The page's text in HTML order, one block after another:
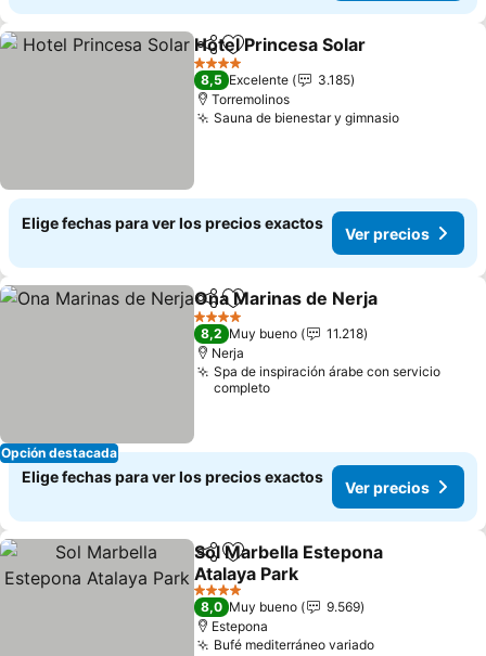
CompartirAgregar a favoritos
Hotel Princesa Solar
4 Estrellas
8,5 Excelente
3.185
Torremolinos
Sauna de bienestar y gimnasio
Elige fechas para ver los precios exactos
Ver precios
Opción destacada
CompartirAgregar a favoritos
Ona Marinas de Nerja
4 Estrellas
8,2 Muy bueno
11.218
Nerja
Spa de inspiración árabe con servicio
completo
Elige fechas para ver los precios exactos
Ver precios
CompartirAgregar a favoritos
Sol Marbella Estepona
Atalaya Park
4 Estrellas
8,0 Muy bueno
9.569
Estepona
Bufé mediterráneo variado